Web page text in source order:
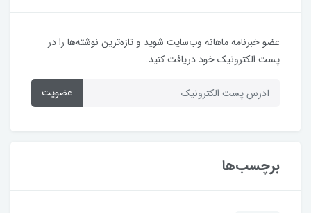
عضو خبرنامه ماهانه وب‌سایت شوید و تازه‌ترین نوشته‌ها را در
پست الکترونیک خود دریافت کنید.
عضویت
برچسب‌ها